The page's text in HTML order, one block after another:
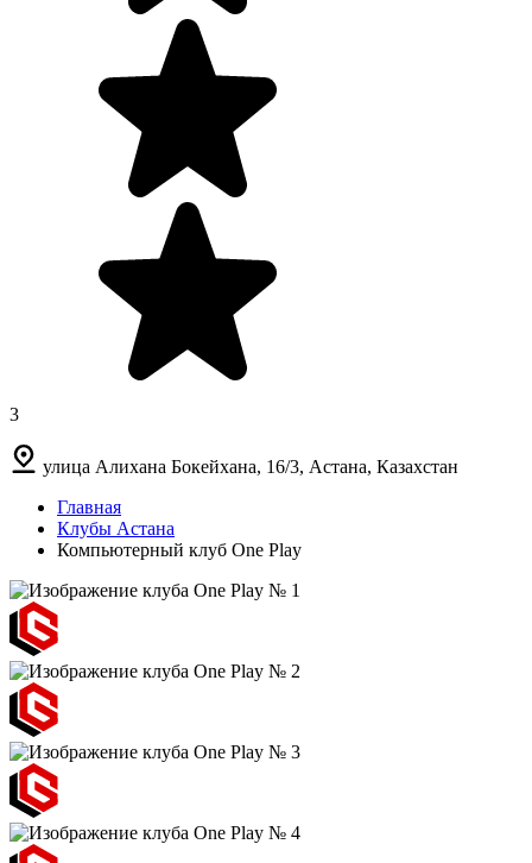
3
улица Алихана Бокейхана, 16/3, Астана, Казахстан
Главная
Клубы Астана
Компьютерный клуб One Play